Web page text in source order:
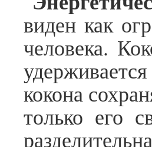
виден как
человека.
кокона
только его